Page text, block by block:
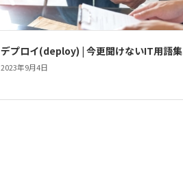
デプロイ(deploy) | 今更聞けないIT用語集
2023年9月4日